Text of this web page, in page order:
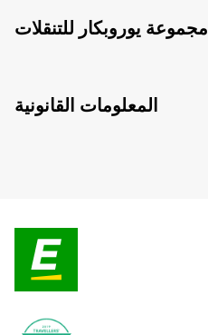
مجموعة يوروبكار للتنقلات
المعلومات القانونية